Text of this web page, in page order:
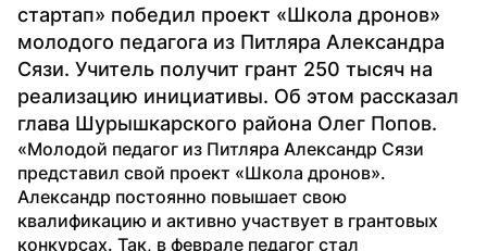
стартап» победил проект «Школа дронов»
молодого педагога из Питляра Александра
Сязи. Учитель получит грант 250 тысяч на
реализацию инициативы. Об этом рассказал
глава Шурышкарского района Олег Попов.
«Молодой педагог из Питляра Александр Сязи
представил свой проект «Школа дронов».
Александр постоянно повышает свою
квалификацию и активно участвует в грантовых
конкурсах. Так, в феврале педагог стал